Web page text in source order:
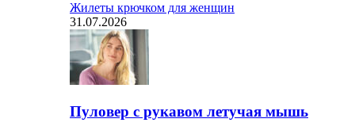
Жилеты крючком для женщин
31.07.2026
Пуловер с рукавом летучая мышь